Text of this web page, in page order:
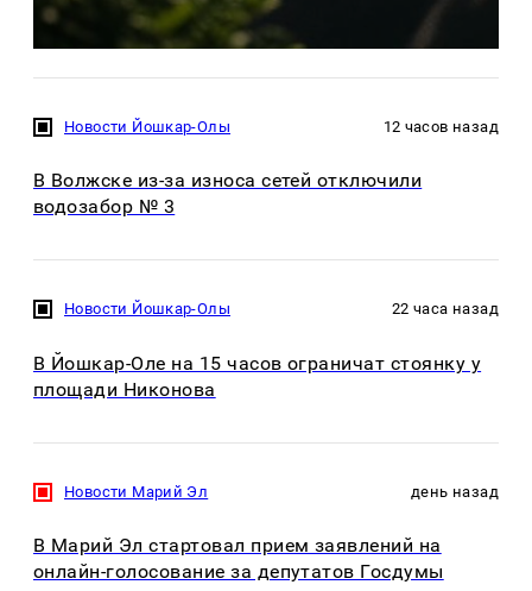
Новости Йошкар-Олы 12 часов назад
В Волжске из-за износа сетей отключили
водозабор № 3
Новости Йошкар-Олы 22 часа назад
В Йошкар-Оле на 15 часов ограничат стоянку у
площади Никонова
Новости Марий Эл день назад
В Марий Эл стартовал прием заявлений на
онлайн-голосование за депутатов Госдумы